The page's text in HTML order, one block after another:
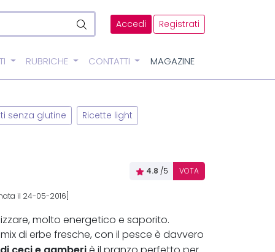
Accedi Registrati
RUBRICHE CONTATTI MAGAZINE
senza glutine Ricette light
4.8 /5 VOTA
il 24-05-2016]
molto energetico e saporito.
di erbe fresche, con il pesce è davvero